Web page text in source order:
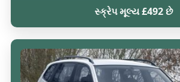
સ્ક્રેપ મૂલ્ય £492 છે